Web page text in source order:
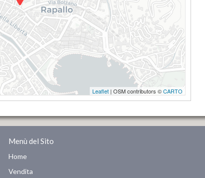
Leaflet | OSM contributors ©CARTO
Menù del Sito
Home
Vendita